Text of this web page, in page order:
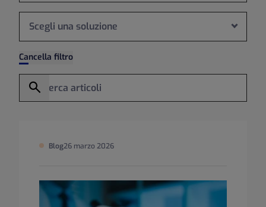
Scegli una soluzione
Cancella filtro
Inserisci parola chiave
Cerca
Blog26 marzo 2026